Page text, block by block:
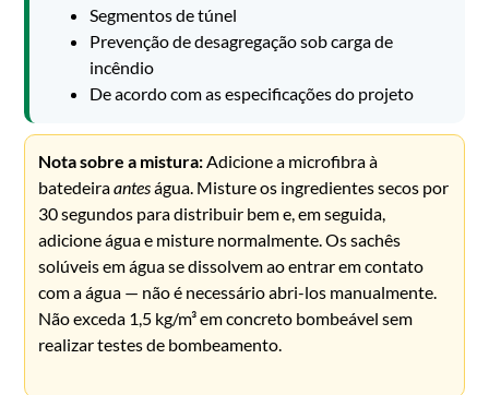
Segmentos de túnel
Prevenção de desagregação sob carga de
incêndio
De acordo com as especificações do projeto
Nota sobre a mistura:Adicione a microfibra à
batedeiraanteságua. Misture os ingredientes secos por
30 segundos para distribuir bem e, em seguida,
adicione água e misture normalmente. Os sachês
solúveis em água se dissolvem ao entrar em contato
com a água — não é necessário abri-los manualmente.
Não exceda 1,5 kg/m³ em concreto bombeável sem
realizar testes de bombeamento.